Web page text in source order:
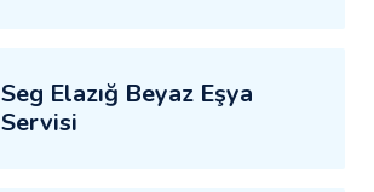
Seg Elazığ Beyaz Eşya
Servisi